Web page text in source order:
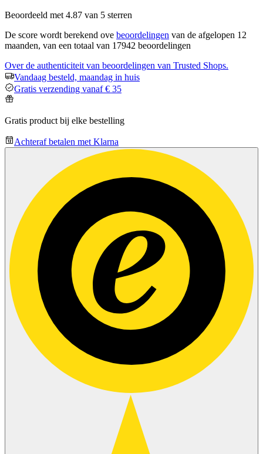
Beoordeeld met 4.87 van 5 sterren
De score wordt berekend ove beoordelingen van de afgelopen 12
maanden, van een totaal van 17942 beoordelingen
Over de authenticiteit van beoordelingen van Trusted Shops.
Vandaag besteld, maandag in huis
Gratis verzending vanaf € 35
Gratis product bij elke bestelling
Achteraf betalen met Klarna